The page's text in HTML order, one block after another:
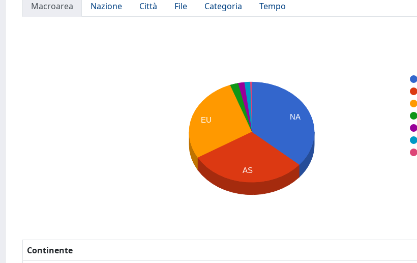
Macroarea Nazione Città File Categoria
Tempo
NA
EU
AS
Continente